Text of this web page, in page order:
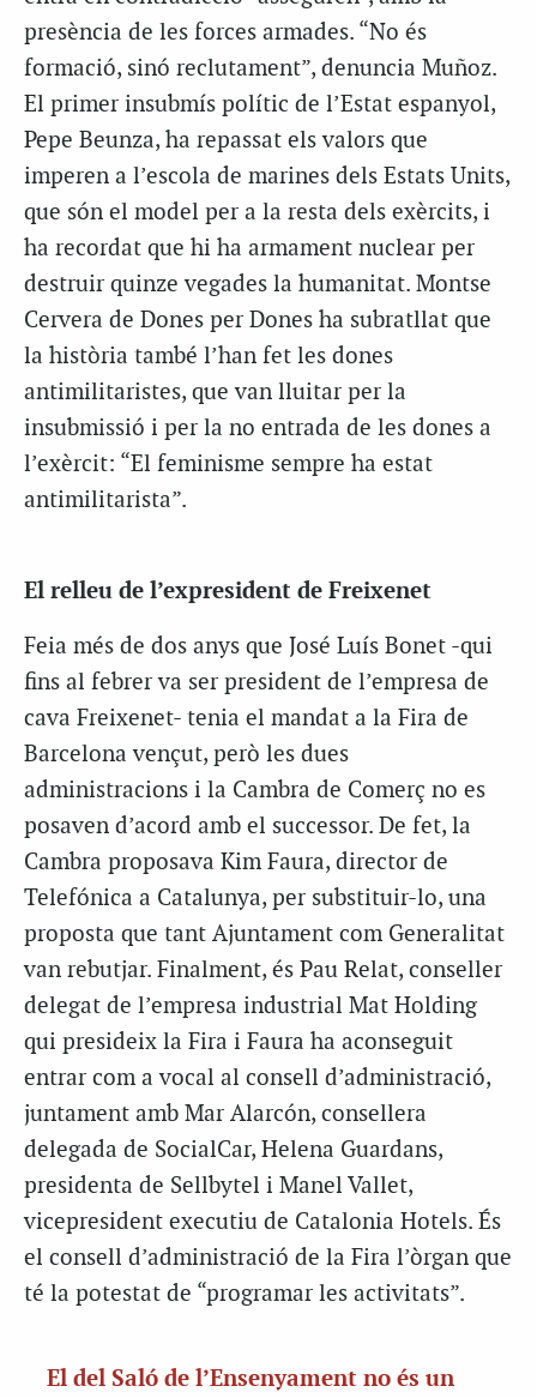
presència de les forces armades. “No és
formació, sinó reclutament”, denuncia Muñoz.
El primer insubmís polític de l’Estat espanyol,
Pepe Beunza, ha repassat els valors que
imperen a l’escola de marines dels Estats Units,
que són el model per a la resta dels exèrcits, i
ha recordat que hi ha armament nuclear per
destruir quinze vegades la humanitat. Montse
Cervera de Dones per Dones ha subratllat que
la història també l’han fet les dones
antimilitaristes, que van lluitar per la
insubmissió i per la no entrada de les dones a
l’exèrcit: “El feminisme sempre ha estat
antimilitarista”.
El relleu de l’expresident de Freixenet
Feia més de dos anys que José Luís Bonet -qui
fins al febrer va ser president de l’empresa de
cava Freixenet- tenia el mandat a la Fira de
Barcelona vençut, però les dues
administracions i la Cambra de Comerç no es
posaven d’acord amb el successor. De fet, la
Cambra proposava Kim Faura, director de
Telefónica a Catalunya, per substituir-lo, una
proposta que tant Ajuntament com Generalitat
van rebutjar. Finalment, és Pau Relat, conseller
delegat de l’empresa industrial Mat Holding
qui presideix la Fira i Faura ha aconseguit
entrar com a vocal al consell d’administració,
juntament amb Mar Alarcón, consellera
delegada de SocialCar, Helena Guardans,
presidenta de Sellbytel i Manel Vallet,
vicepresident executiu de Catalonia Hotels. És
el consell d’administració de la Fira l’òrgan que
té la potestat de “programar les activitats”.
El del Saló de l’Ensenyament no és un